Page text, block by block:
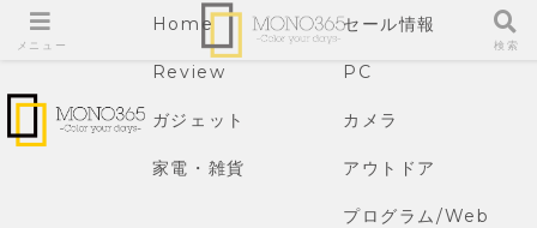
Home セール情報
Review PC
ガジェット カメラ
家電・雑貨 アウトドア
プログラム/Web
メニュー 検索